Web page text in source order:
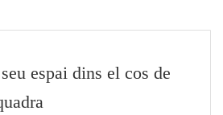
espai dins el cos de